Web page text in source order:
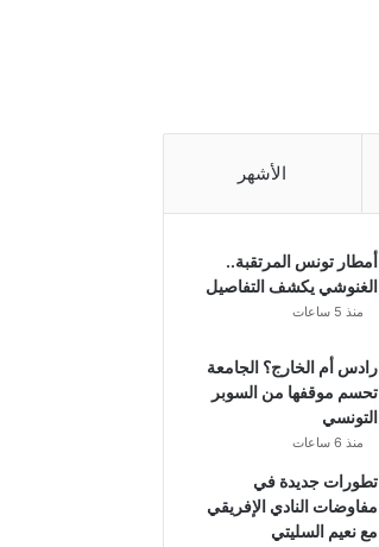
الأشهر
أمطار تونس المرتقبة..
الغنوشي يكشف التفاصيل
منذ 5 ساعات
رادس أم الخارج؟ الجامعة
تحسم موقفها من السوبر
التونسي
منذ 6 ساعات
تطورات جديدة في
مفاوضات النادي الإفريقي
مع نعيم السليتي